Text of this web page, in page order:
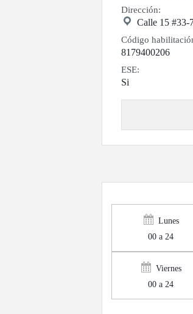
Dirección:
Calle 15 #33-
Código
8179400206
ESE:
Si
Lunes
00 a 24
Viernes
00 a 24